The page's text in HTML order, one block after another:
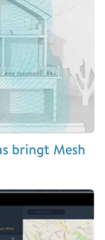
bringt Mesh